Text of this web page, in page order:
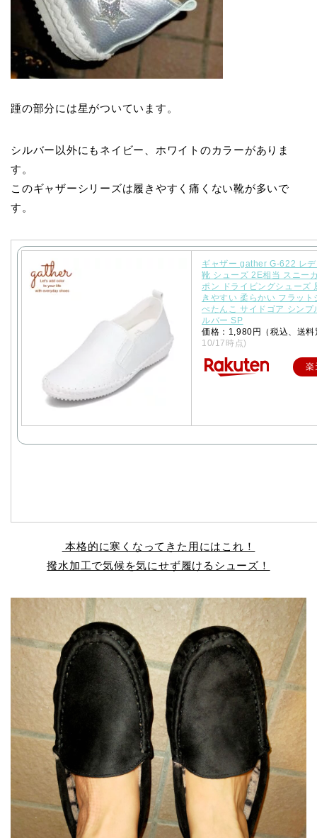
踵の部分には星がついています。
シルバー以外にもネイビー、ホワイトのカラーがありま
す。
このギャザーシリーズは履きやすく痛くない靴が多いで
す。
ギャザー gather G-622 レ
靴 シューズ 2E相当 スニー
ポン ドライビングシューズ
きやすい 柔らかい フラット
ぺたんこ サイドゴア シンプ
ルバー SP
価格：1,980円（税込、送
10/17時点)
楽
本格的に寒くなってきた用にはこれ！
撥水加工で気候を気にせず履けるシューズ！